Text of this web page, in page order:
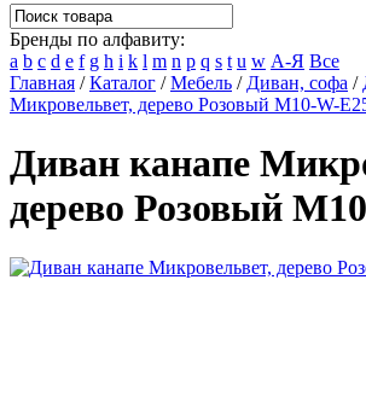
Бренды по алфавиту:
a b c d e f g h i k l m n p q s t u w А-Я Все
Главная /Каталог /Мебель / Диван, софа /
Микровельвет, дерево Розовый M10-W-
Диван канапе
дерево Розовый